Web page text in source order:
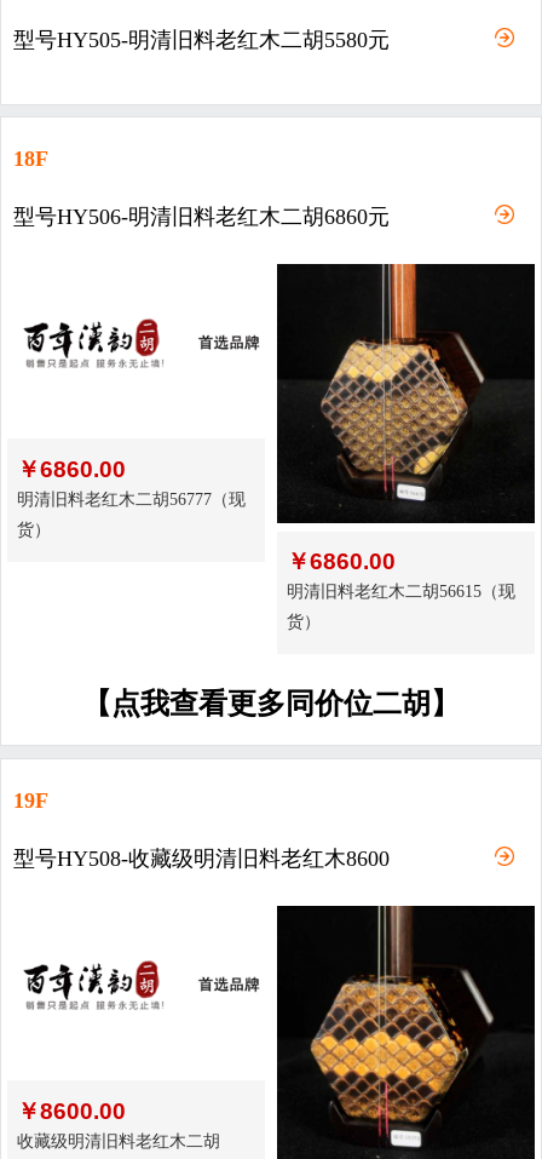
型号HY505-明清旧料老红木二胡5580元
18F
型号HY506-明清旧料老红木二胡6860元
￥6860.00
明清旧料老红木二胡56777（现
货）
￥6860.00
明清旧料老红木二胡56615（现
货）
【点我查看更多同价位二胡】
19F
型号HY508-收藏级明清旧料老红木8600
￥8600.00
收藏级明清旧料老红木二胡